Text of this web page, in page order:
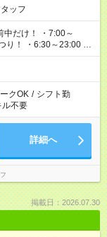
ッフ
クOK / シフト勤
ル不要
詳細へ
掲載日：2026.07.30